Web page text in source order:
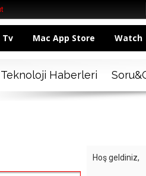
Tv Mac App Store Watch
Teknoloji Haberleri
Hoş geldiniz,